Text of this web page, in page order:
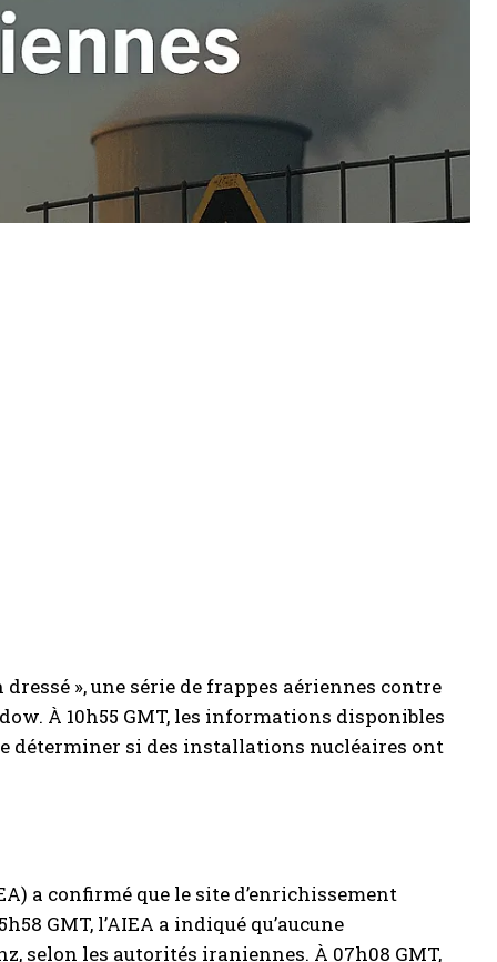
», une série de frappes aériennes contre
À 10h55 GMT, les informations disponibles
déterminer si des installations nucléaires ont
a confirmé que le site d’enrichissement
GMT, l’AIEA a indiqué qu’aucune
selon les autorités iraniennes. À 07h08 GMT,